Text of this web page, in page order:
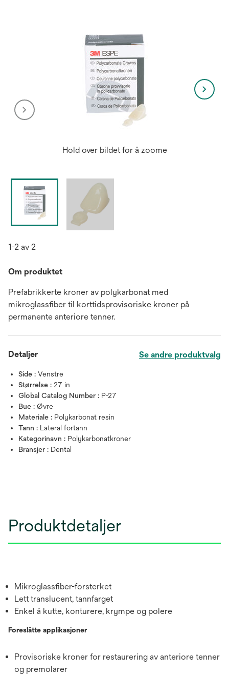
Hold over bildet for å zoome
1-2 av 2
Om produktet
Prefabrikkerte kroner av polykarbonat med
mikroglassfiber til korttidsprovisoriske kroner på
permanente anteriore tenner.
Detaljer Se andre produktvalg
Side : Venstre
Størrelse : 27 in
Global Catalog Number : P-27
Bue : Øvre
Materiale : Polykarbonat resin
Tann : Lateral fortann
Kategorinavn : Polykarbonatkroner
Bransjer : Dental
Produktdetaljer
Mikroglassfiber-forsterket
Lett translucent, tannfarget
Enkel å kutte, konturere, krympe og polere
Foreslåtte applikasjoner
Provisoriske kroner for restaurering av anteriore tenner
og premolarer